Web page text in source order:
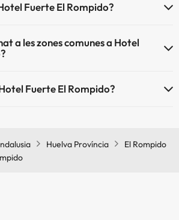
Fuerte El Rompido?
a les zones comunes a Hotel
Fuerte El Rompido?
Huelva Província
El Rompido